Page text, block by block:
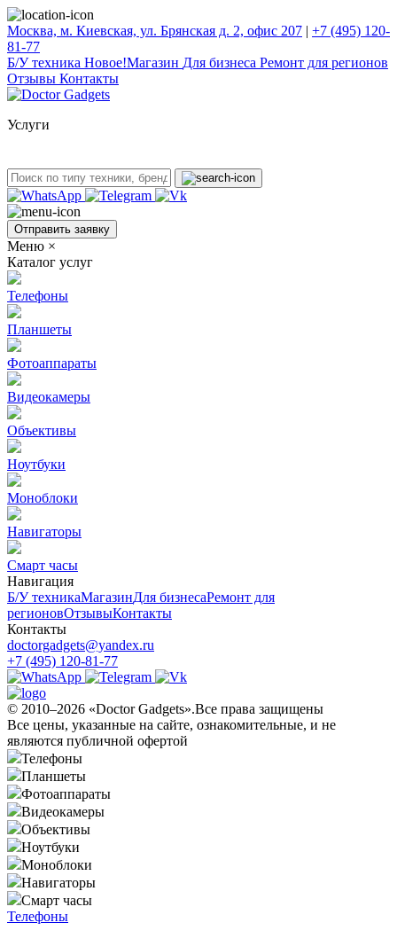
Москва, м. Киевская, ул. Брянская д. 2, офис 207 | +7 (495) 120-
81-77
Б/У техникa Новое!Магазин Для бизнеса Ремонт для регионов
Отзывы Контакты
Услуги
Отправить заявку
Меню ×
Каталог услуг
Телефоны
Планшеты
Фотоаппараты
Видеокамеры
Объективы
Ноутбуки
Моноблоки
Навигаторы
Смарт часы
Навигация
Б/У техникaМагазинДля бизнесаРемонт для
регионовОтзывыКонтакты
Контакты
doctorgadgets@yandex.ru
+7 (495) 120-81-77
© 2010–2026 «Doctor Gadgets».Все права защищены
Все цены, указанные на сайте, ознакомительные, и не
являются публичной офертой
Телефоны
Планшеты
Фотоаппараты
Видеокамеры
Объективы
Ноутбуки
Моноблоки
Навигаторы
Смарт часы
Телефоны